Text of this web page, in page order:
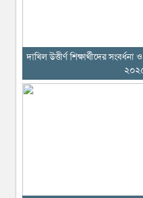
দাখিল উত্তীর্ণ শিক্ষার্থীদের